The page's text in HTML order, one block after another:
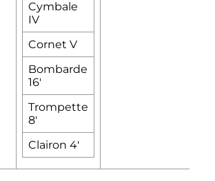
Cymbale
IV
Cornet V
Bombarde
16'
Trompette
8'
Clairon 4'